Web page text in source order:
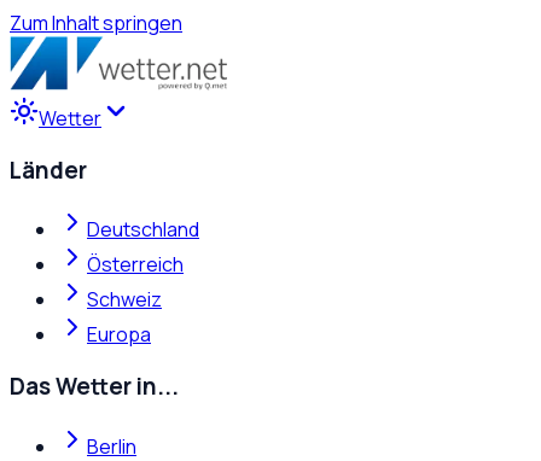
Zum Inhalt springen
Wetter
Länder
Deutschland
Österreich
Schweiz
Europa
Das Wetter in...
Berlin